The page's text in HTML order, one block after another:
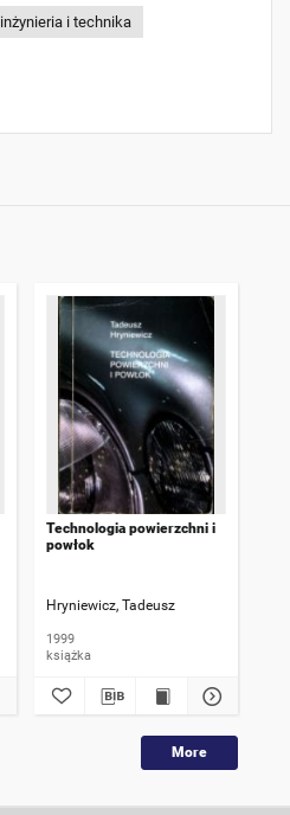
inżynieria i technika
Technologia powierzchni i
powłok
Hryniewicz, Tadeusz
1999
książka
More